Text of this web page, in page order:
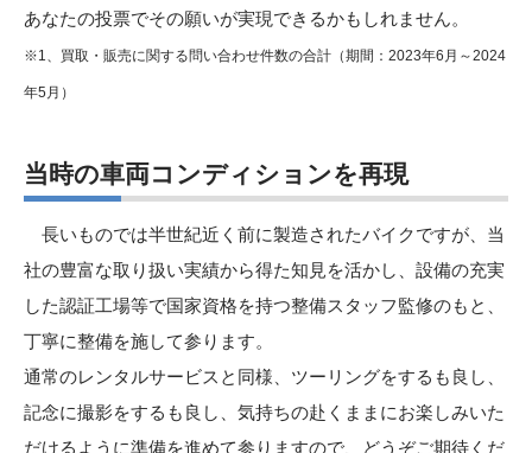
あなたの投票でその願いが実現できるかもしれません。
※1、買取・販売に関する問い合わせ件数の合計（期間：2023年6月～2024
年5月）
当時の車両コンディションを再現
長いものでは半世紀近く前に製造されたバイクですが、当
社の豊富な取り扱い実績から得た知見を活かし、設備の充実
した認証工場等で国家資格を持つ整備スタッフ監修のもと、
丁寧に整備を施して参ります。
通常のレンタルサービスと同様、ツーリングをするも良し、
記念に撮影をするも良し、気持ちの赴くままにお楽しみいた
だけるように準備を進めて参りますので、どうぞご期待くだ